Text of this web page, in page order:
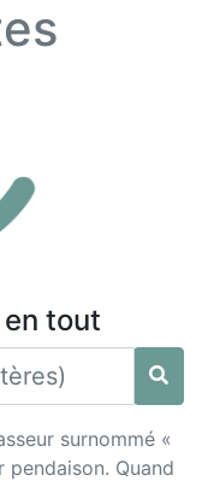
tout
surnommé «
Quand